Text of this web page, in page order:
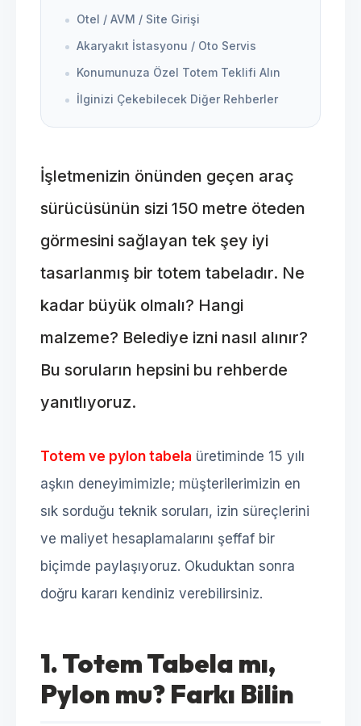
Otel / AVM / Site Girişi
Akaryakıt İstasyonu / Oto Servis
Konumunuza Özel Totem Teklifi Alın
İlginizi Çekebilecek Diğer Rehberler
İşletmenizin önünden geçen araç
sürücüsünün sizi 150 metre öteden
görmesini sağlayan tek şey iyi
tasarlanmış bir totem tabeladır. Ne
kadar büyük olmalı? Hangi
malzeme? Belediye izni nasıl alınır?
Bu soruların hepsini bu rehberde
yanıtlıyoruz.
Totem ve pylon tabela üretiminde 15 yılı
aşkın deneyimimizle; müşterilerimizin en
sık sorduğu teknik soruları, izin süreçlerini
ve maliyet hesaplamalarını şeffaf bir
biçimde paylaşıyoruz. Okuduktan sonra
doğru kararı kendiniz verebilirsiniz.
1. Totem Tabela mı,
Pylon mu? Farkı Bilin